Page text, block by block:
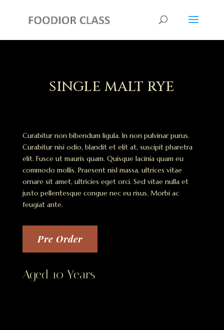
SINGLE MALT RYE
Curabitur non bibendum ligula. In non pulvinar purus.
Curabitur nisi odio, blandit et elit at, suscipit pharetra
elit. Fusce ut mauris quam. Quisque lacinia quam eu
commodo mollis. Praesent nisl massa, ultrices vitae
ornare sit amet, ultricies eget orci. Sed vitae nulla et
justo pellentesque congue nec eu risus. Morbi ac
feugiat ante.
Pre Order
Aged 10 Years